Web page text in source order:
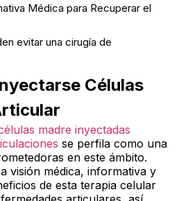
Médica para Recuperar el
evitar una cirugía de
Células
madre inyectadas
se perfila como una
en este ámbito.
visión médica, informativa y
de esta terapia celular